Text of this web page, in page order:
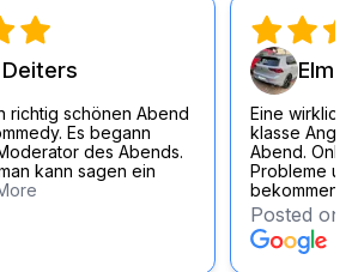
richtig schönen Abend
Es begann
des Abends.
kann sagen ein
Elmar
Eine wirklich
klasse
Abend.
Probleme
bekommen
Posted on